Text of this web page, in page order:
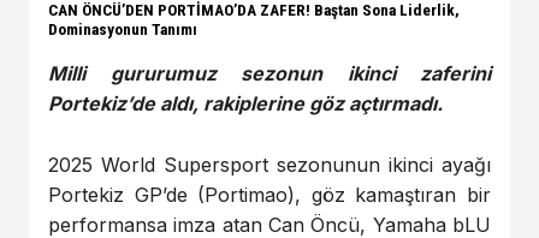
CAN ÖNCÜ’DEN PORTİMAO’DA ZAFER! Baştan Sona Liderlik,
Dominasyonun Tanımı
Milli gururumuz sezonun ikinci zaferini
Portekiz’de aldı, rakiplerine göz açtırmadı.
2025 World Supersport sezonunun ikinci ayağı
Portekiz GP’de (Portimao), göz kamaştıran bir
performansa imza atan Can Öncü, Yamaha bLU